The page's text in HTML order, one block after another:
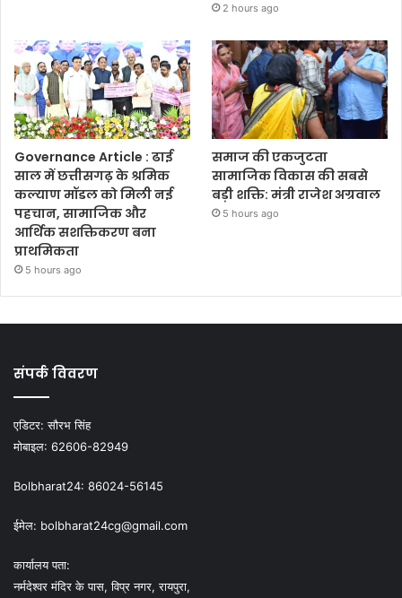
2 hours ago
Governance Article : ढाई
साल में छत्तीसगढ़ के श्रमिक
कल्याण मॉडल को मिली नई
पहचान, सामाजिक और
आर्थिक सशक्तिकरण बना
प्राथमिकता
5 hours ago
समाज की एकजुटता
सामाजिक विकास की सबसे
बड़ी शक्ति: मंत्री राजेश अग्रवाल
5 hours ago
संपर्क विवरण
एडिटर:सौरभ सिंह
मोबाइल: 62606-82949
Bolbharat24: 86024-56145
ईमेल: bolbharat24cg@gmail.com
कार्यालय पता:
नर्मदेश्वर मंदिर के पास, विप्र नगर, रायपुरा,